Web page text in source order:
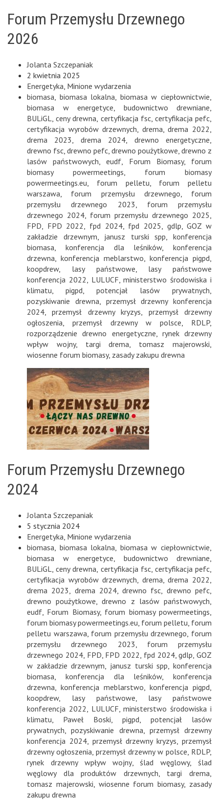
Forum Przemysłu Drzewnego
2026
Jolanta Szczepaniak
2 kwietnia 2025
Energetyka Minione wydarzenia
biomasa biomasa lokalna biomasa w ciepłownictwie
biomasa w energetyce
budownictwo drewniane
BULiGL ,ceny drewna certyfikacja fsc, certyfikacja pefc
certyfikacja wyrobów drzewnych drema ,drema 2022
drema 2023
drema 2024 drewno energetyczne
drewno fsc drewno pefc drewno poużytkowe drewno z
lasów państwowych ,eudf Forum Biomasy, forum
biomasy powermeetings
forum biomasy
powermeetings.eu
forum pelletu
forum pelletu
warszawa
forum przemysłu drzewnego
forum
przemysłu drzewnego 2023
forum przemysłu
drzewnego 2024 forum przemysłu drzewnego 2025
FPD
FPD 2022 fpd 2024, fpd 2025 gdlp ,GOZ w
zakładzie drzewnym
janusz turski spp ,konferencja
biomasa
konferencja dla leśników, konferencja
drzewna
konferencja meblarstwo konferencja pigpd
koopdrew, lasy państwowe
lasy państwowe
konferencja 2022
LULUCF ,ministerstwo środowiska i
klimatu
pigpd potencjał lasów prywatnych
pozyskiwanie drewna
przemysł drzewny konferencja
2024 ,przemysł drzewny kryzys
przemysł drzewny
ogłoszenia
przemysł drzewny w polsce RDLP,
rozporządzenie drewno energetyczne
rynek drzewny
wpływ wojny, targi drema tomasz majerowski
wiosenne forum biomasy, zasady zakupu drewna
Forum Przemysłu Drzewnego
2024
Jolanta Szczepaniak
5 stycznia 2024
Energetyka Minione wydarzenia
biomasa biomasa lokalna biomasa w ciepłownictwie
biomasa w energetyce
budownictwo drewniane
BULiGL ,ceny drewna certyfikacja fsc, certyfikacja pefc
certyfikacja wyrobów drzewnych drema ,drema 2022
drema 2023
drema 2024,drewno fsc drewno pefc
drewno poużytkowe ,drewno z lasów państwowych
eudf Forum Biomasy, forum biomasy powermeetings
forum biomasy powermeetings.eu forum pelletu forum
pelletu warszawa forum przemysłu drzewnego forum
przemysłu drzewnego 2023
forum przemysłu
drzewnego 2024, FPD FPD 2022 fpd 2024,gdlp GOZ
w zakładzie drzewnym
janusz turski spp ,konferencja
biomasa
konferencja dla leśników, konferencja
drzewna
konferencja meblarstwo konferencja pigpd
koopdrew, lasy państwowe
lasy państwowe
konferencja 2022
LULUCF ,ministerstwo środowiska i
klimatu
Paweł Boski pigpd
potencjał lasów
prywatnych ,pozyskiwanie drewna
przemysł drzewny
konferencja 2024, przemysł drzewny kryzys ,przemysł
drzewny ogłoszenia przemysł drzewny w polsce RDLP,
rynek drzewny wpływ wojny, ślad węglowy, ślad
węglowy dla produktów drzewnych
targi drema
tomasz majerowski wiosenne forum biomasy, zasady
zakupu drewna